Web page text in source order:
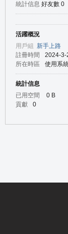
統計信息 好友數 0
活躍概況
用戶組 新手上路
註冊時間
2024-3-
所在時區
使用系
統計信息
已用空間
0 B
貢獻
0